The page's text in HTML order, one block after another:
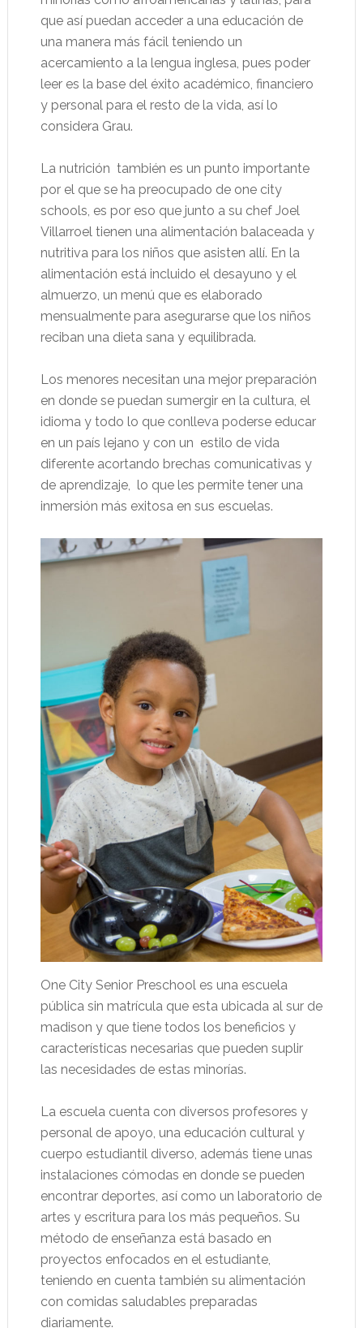
que así puedan acceder a una educación de
una manera más fácil teniendo un
acercamiento a la lengua inglesa, pues poder
leer es la base del éxito académico, financiero
y personal para el resto de la vida, así lo
considera Grau.
La nutrición también es un punto importante
por el que se ha preocupado de one city
schools, es por eso que junto a su chef Joel
Villarroel tienen una alimentación balaceada y
nutritiva para los niños que asisten allí. En la
alimentación está incluido el desayuno y el
almuerzo, un menú que es elaborado
mensualmente para asegurarse que los niños
reciban una dieta sana y equilibrada.
Los menores necesitan una mejor preparación
en donde se puedan sumergir en la cultura, el
idioma y todo lo que conlleva poderse educar
en un país lejano y con un estilo de vida
diferente acortando brechas comunicativas y
de aprendizaje, lo que les permite tener una
inmersión más exitosa en sus escuelas.
One City Senior Preschool es una escuela
pública sin matrícula que esta ubicada al sur de
madison y que tiene todos los beneficios y
características necesarias que pueden suplir
las necesidades de estas minorías.
La escuela cuenta con diversos profesores y
personal de apoyo, una educación cultural y
cuerpo estudiantil diverso, además tiene unas
instalaciones cómodas en donde se pueden
encontrar deportes, así como un laboratorio de
artes y escritura para los más pequeños. Su
método de enseñanza está basado en
proyectos enfocados en el estudiante,
teniendo en cuenta también su alimentación
con comidas saludables preparadas
diariamente.